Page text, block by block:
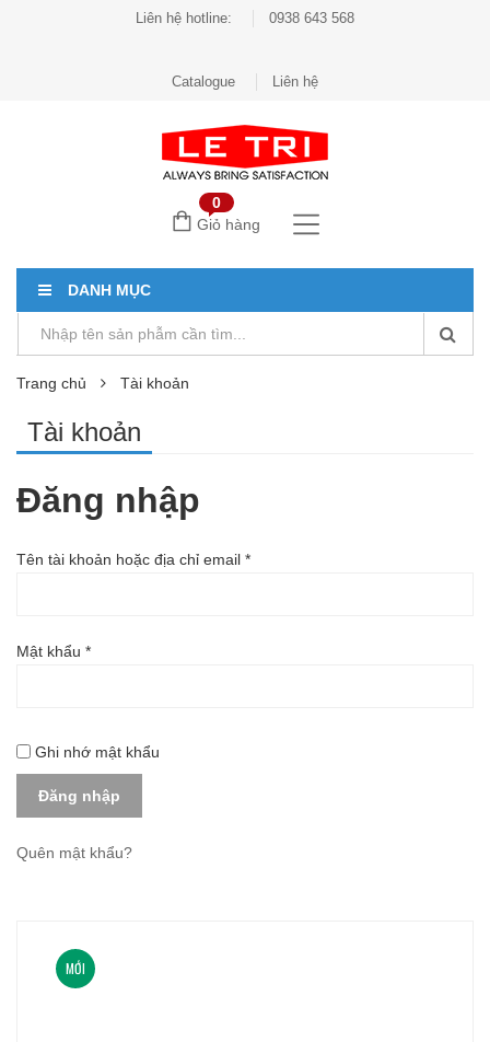
Liên hệ hotline: 0938 643 568
Catalogue Liên hệ
0
Giỏ hàng
DANH MỤC
Trang chủ Tài khoản
Tài khoản
Đăng nhập
Tên tài khoản hoặc địa chỉ email *Bắt
Mật khẩu *Bắt
Ghi nhớ mật khẩu
Đăng nhập
Quên mật khẩu?
MỚI